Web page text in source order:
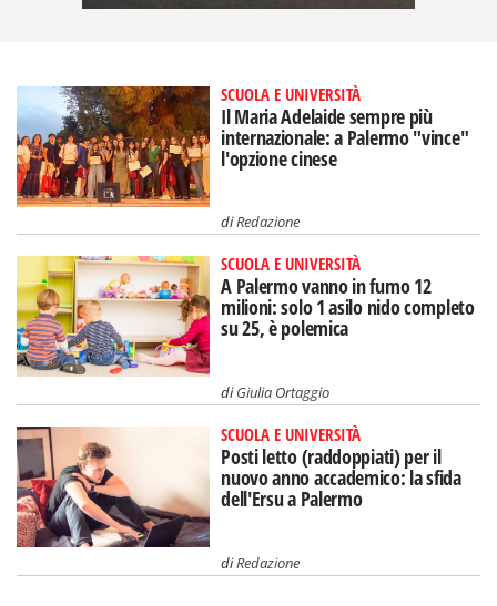
SCUOLA E UNIVERSITÀ
Il Maria Adelaide sempre più
internazionale: a Palermo "vince"
l'opzione cinese
diRedazione
SCUOLA E UNIVERSITÀ
A Palermo vanno in fumo 12
milioni: solo 1 asilo nido completo
su 25, è polemica
diGiulia Ortaggio
SCUOLA E UNIVERSITÀ
Posti letto (raddoppiati) per il
nuovo anno accademico: la sfida
dell'Ersu a Palermo
diRedazione